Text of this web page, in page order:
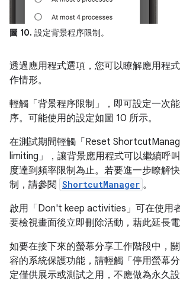
圖 10. 設定背景程序限制。
透過應用程式選項，您可以瞭解應用程
作情形。
輕觸「背景程序限制」
，即可設定一次
序。可能使用的設定如圖 10 所示。
在測試期間輕觸「Reset
limiting」，讓背景應用程式可以繼續呼
度達到頻率限制為止。 若要進一步瞭解
制，請參閱 ShortcutManager 。
啟用「Don't keep activities」可在使用
要檢視畫面後立即刪除活動，藉此延長電
如要在接下來的螢幕分享工作階段中，
容的系統保護功能，請輕觸「停用螢幕分
定僅供展示或測試之用，不應做為永久設